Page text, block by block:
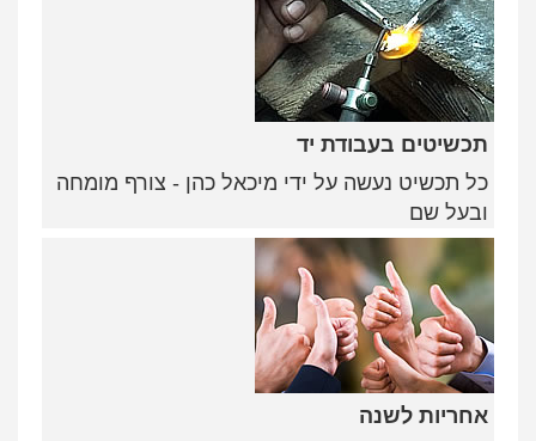
תכשיטים בעבודת יד
כל תכשיט נעשה על ידי מיכאל כהן - צורף מומחה
ובעל שם
אחריות לשנה